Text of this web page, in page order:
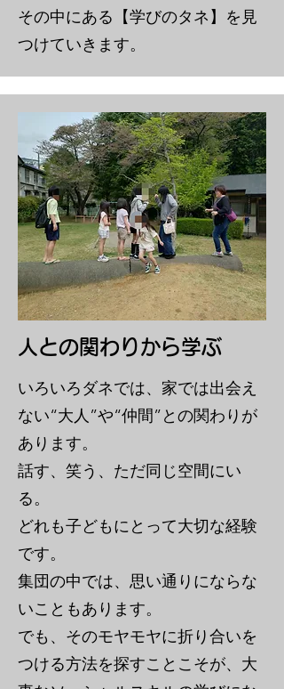
その中にある【学びのタネ】を見
つけていきます。
人との関わりから学ぶ
いろいろダネでは、家では出会え
ない“大人”や“仲間”との関わりが
あります。
話す、笑う、ただ同じ空間にい
る。
どれも子どもにとって大切な経験
です。
集団の中では、思い通りにならな
いこともあります。
でも、そのモヤモヤに折り合いを
つける方法を探すことこそが、大